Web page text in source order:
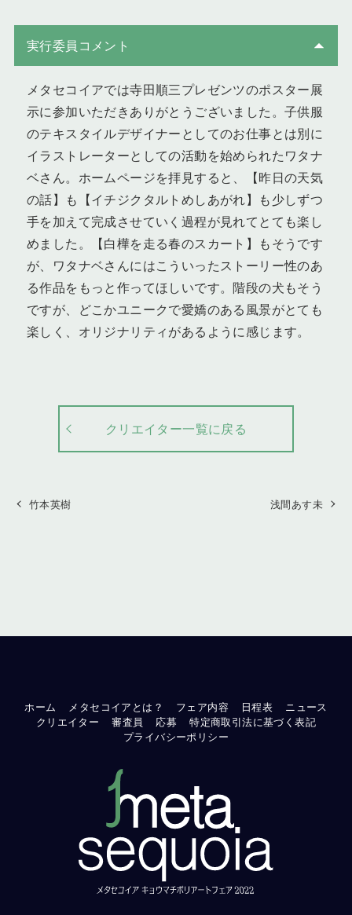
実行委員コメント
メタセコイアでは寺田順三プレゼンツのポスター展
示に参加いただきありがとうございました。子供服
のテキスタイルデザイナーとしてのお仕事とは別に
イラストレーターとしての活動を始められたワタナ
ベさん。ホームページを拝見すると、【昨日の天気
の話】も【イチジクタルトめしあがれ】も少しずつ
手を加えて完成させていく過程が見れてとても楽し
めました。【白樺を走る春のスカート】もそうです
が、ワタナベさんにはこういったストーリー性のあ
る作品をもっと作ってほしいです。階段の犬もそう
ですが、どこかユニークで愛嬌のある風景がとても
楽しく、オリジナリティがあるように感じます。
クリエイター一覧に戻る
竹本英樹 浅間あす未
ホーム メタセコイアとは？ フェア内容 日程表
ニュース
クリエイター
審査員 応募
特定商取引法に基づく表記
プライバシーポリシー